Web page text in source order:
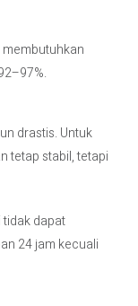
drastis. Untuk
tetap stabil, tetapi
tidak dapat
24 jam kecuali